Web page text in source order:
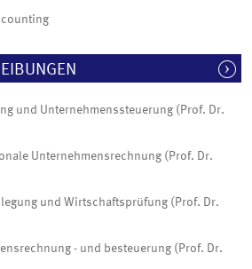
und Unternehmenssteuerung (Prof. Dr.
Unternehmensrechnung (Prof. Dr.
und Wirtschaftsprüfung (Prof. Dr.
- und besteuerung (Prof. Dr.